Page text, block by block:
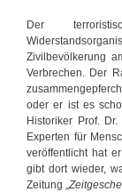
Der
Zivilbevölkerung
Verbrechen. Der
oder er ist es
Historiker Prof.
Experten für
veröffentlicht hat
gibt dort wieder,
Zeitung „